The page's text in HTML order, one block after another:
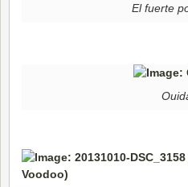
El fuerte